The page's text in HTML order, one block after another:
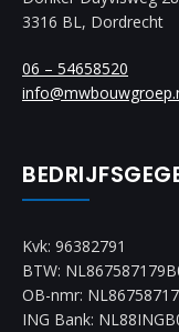
3316 BL, Dordrecht
06 – 54658520
Kvk: 96382791
BTW:
OB-nmr:
ING Bank: